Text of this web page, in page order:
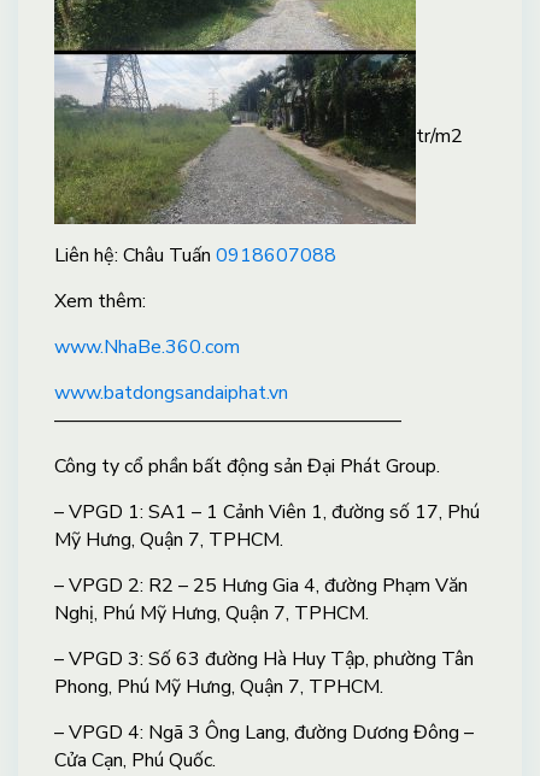
tr/m2
Liên hệ: Châu Tuấn 0918607088
Xem thêm:
www.NhaBe.360.com
www.batdongsandaiphat.vn
——————————————————
Công ty cổ phần bất động sản Đại Phát Group.
– VPGD 1: SA1 – 1 Cảnh Viên 1, đường số 17, Phú
Mỹ Hưng, Quận 7, TPHCM.
– VPGD 2: R2 – 25 Hưng Gia 4, đường Phạm Văn
Nghị, Phú Mỹ Hưng, Quận 7, TPHCM.
– VPGD 3: Số 63 đường Hà Huy Tập, phường Tân
Phong, Phú Mỹ Hưng, Quận 7, TPHCM.
– VPGD 4: Ngã 3 Ông Lang, đường Dương Đông –
Cửa Cạn, Phú Quốc.